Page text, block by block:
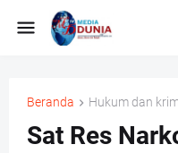
Beranda Hukum dan
Sat Res